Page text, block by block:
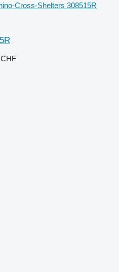
Cross-Shelters 308515R